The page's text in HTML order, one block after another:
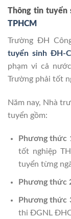
Thông tin tuyển
TPHCM
Trường ĐH
tuyển sinh ĐH-
phạm vi cả
Trường phải tốt
Năm nay, Nhà
tuyển gồm:
Phương thức
tốt nghiệp
tuyển từng
Phương thức
Phương thức
thi ĐGNL